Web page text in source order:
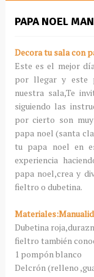
PAPA NOEL
Decora tu sala con
Este es el mejor
por llegar y este
nuestra sala,Te
siguiendo las
por cierto son
papa noel (santa
tu papa noel en
experiencia
papa noel,crea y
fieltro o dubetina.
Dubetina
fieltro también
1 pompón blanco
Delcrón (relleno